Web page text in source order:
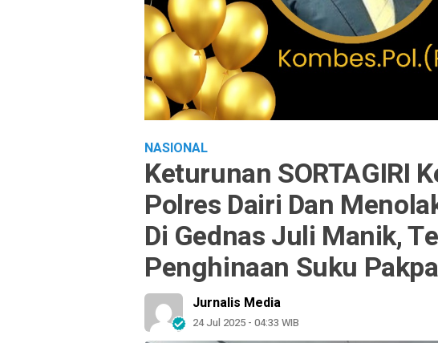
NASIONAL
Keturunan SORTAGIRI
Polres Dairi Dan
Di Gednas Juli Manik,
Penghinaan Suku
Jurnalis Media
24 Jul 2025 - 04:33 WIB